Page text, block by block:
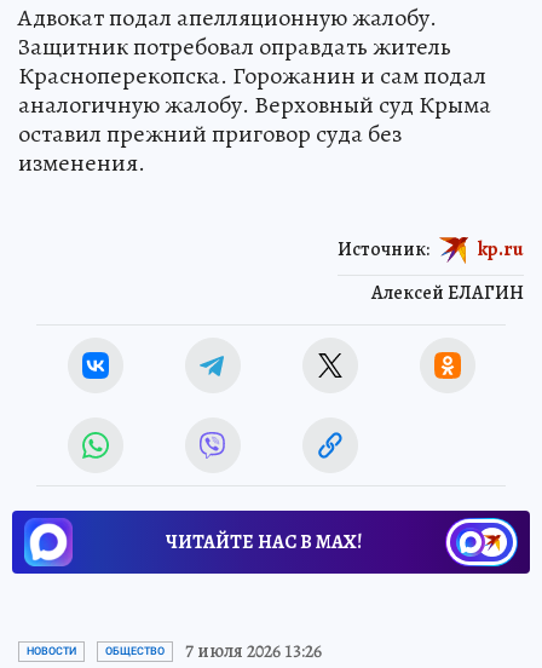
Адвокат подал апелляционную жалобу.
Защитник потребовал оправдать житель
Красноперекопска. Горожанин и сам подал
аналогичную жалобу. Верховный суд Крыма
оставил прежний приговор суда без
изменения.
Алексей ЕЛАГИН
Источник: kp.ru
ЧИТАЙТЕ НАС В МАХ!
НОВОСТИ ОБЩЕСТВО 7 июля 2026 13:26